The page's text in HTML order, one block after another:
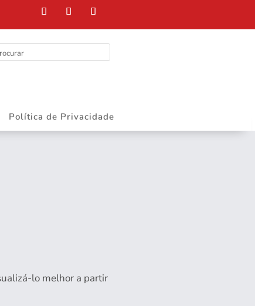
Política de Privacidade
lo melhor a partir